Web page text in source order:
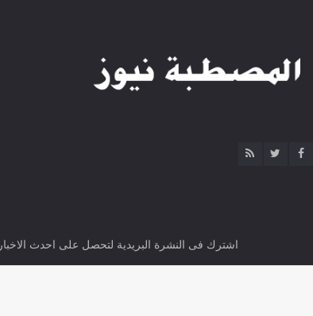
اشترك فى النشرة البريدية لتحصل على احدث الاخبار